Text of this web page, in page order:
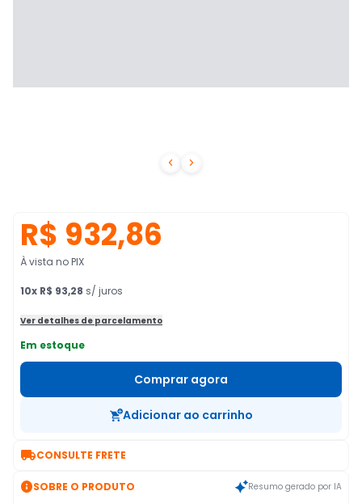
 
R$ 932,86
À vista no PIX
10x R$ 93,28 s/ juros
Ver detalhes de parcelamento
Em estoque
Comprar agora
Adicionar ao carrinho
CONSULTE FRETE
SOBRE O PRODUTO Resumo gerado por IA